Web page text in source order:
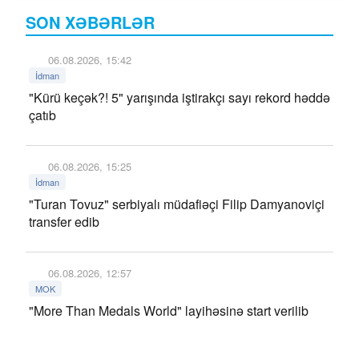
SON XƏBƏRLƏR
06.08.2026, 15:42
İdman
"Kürü keçək?! 5" yarışında iştirakçı sayı rekord həddə
çatıb
06.08.2026, 15:25
İdman
"Turan Tovuz" serbiyalı müdafiəçi Filip Damyanoviçi
transfer edib
06.08.2026, 12:57
MOK
"More Than Medals World" layihəsinə start verilib